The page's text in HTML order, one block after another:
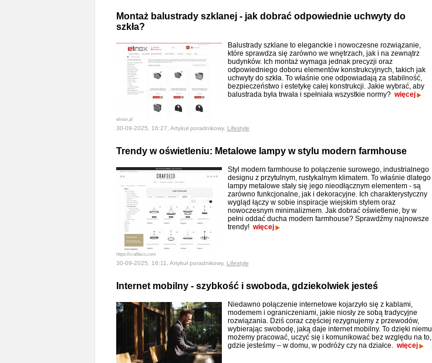
Montaż balustrady szklanej - jak dobrać odpowiednie uchwyty do
szkła?
elinox.pl
Balustrady szklane to eleganckie i nowoczesne rozwiązanie,
które sprawdza się zarówno we wnętrzach, jak i na zewnątrz
budynków. Ich montaż wymaga jednak precyzji oraz
odpowiedniego doboru elementów konstrukcyjnych, takich jak
uchwyty do szkła. To właśnie one odpowiadają za stabilność,
bezpieczeństwo i estetykę całej konstrukcji. Jakie wybrać, aby
balustrada była trwała i spełniała wszystkie normy? więcej
30-09-2025, 16:27, Artykuł poradnikowy, Lifestyle
Trendy w oświetleniu: Metalowe lampy w stylu modern farmhouse
https://crafdeco.com
Styl modern farmhouse to połączenie surowego, industrialnego
designu z przytulnym, rustykalnym klimatem. To właśnie dlatego
lampy metalowe stały się jego nieodłącznym elementem - są
zarówno funkcjonalne, jak i dekoracyjne. Ich charakterystyczny
wygląd łączy w sobie inspiracje wiejskim stylem oraz
nowoczesnym minimalizmem. Jak dobrać oświetlenie, by w
pełni oddać ducha modern farmhouse? Sprawdźmy najnowsze
trendy! więcej
30-09-2025, 16:11, Artykuł poradnikowy, Lifestyle
Internet mobilny - szybkość i swoboda, gdziekolwiek jesteś
Niedawno połączenie internetowe kojarzyło się z kablami,
modemem i ograniczeniami, jakie niosły ze sobą tradycyjne
rozwiązania. Dziś coraz częściej rezygnujemy z przewodów,
wybierając swobodę, jaką daje internet mobilny. To dzięki niemu
możemy pracować, uczyć się i komunikować bez względu na to,
gdzie jesteśmy – w domu, w podróży czy na działce. więcej